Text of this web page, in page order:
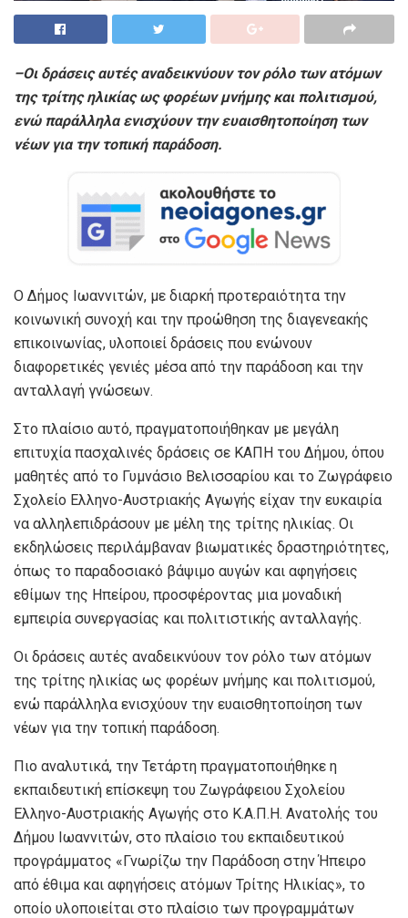
–Οι δράσεις αυτές αναδεικνύουν τον ρόλο των ατόμων
της τρίτης ηλικίας ως φορέων μνήμης και πολιτισμού,
ενώ παράλληλα ενισχύουν την ευαισθητοποίηση των
νέων για την τοπική παράδοση.
Ο Δήμος Ιωαννιτών, με διαρκή προτεραιότητα την
κοινωνική συνοχή και την προώθηση της διαγενεακής
επικοινωνίας, υλοποιεί δράσεις που ενώνουν
διαφορετικές γενιές μέσα από την παράδοση και την
ανταλλαγή γνώσεων.
Στο πλαίσιο αυτό, πραγματοποιήθηκαν με μεγάλη
επιτυχία πασχαλινές δράσεις σε ΚΑΠΗ του Δήμου, όπου
μαθητές από το Γυμνάσιο Βελισσαρίου και το Ζωγράφειο
Σχολείο Ελληνο-Αυστριακής Αγωγής είχαν την ευκαιρία
να αλληλεπιδράσουν με μέλη της τρίτης ηλικίας. Οι
εκδηλώσεις περιλάμβαναν βιωματικές δραστηριότητες,
όπως το παραδοσιακό βάψιμο αυγών και αφηγήσεις
εθίμων της Ηπείρου, προσφέροντας μια μοναδική
εμπειρία συνεργασίας και πολιτιστικής ανταλλαγής.
Οι δράσεις αυτές αναδεικνύουν τον ρόλο των ατόμων
της τρίτης ηλικίας ως φορέων μνήμης και πολιτισμού,
ενώ παράλληλα ενισχύουν την ευαισθητοποίηση των
νέων για την τοπική παράδοση.
Πιο αναλυτικά, την Τετάρτη πραγματοποιήθηκε η
εκπαιδευτική επίσκεψη του Ζωγράφειου Σχολείου
Ελληνο-Αυστριακής Αγωγής στο Κ.Α.Π.Η. Ανατολής του
Δήμου Ιωαννιτών, στο πλαίσιο του εκπαιδευτικού
προγράμματος «Γνωρίζω την Παράδοση στην Ήπειρο
από έθιμα και αφηγήσεις ατόμων Τρίτης Ηλικίας», το
οποίο υλοποιείται στο πλαίσιο των προγραμμάτων